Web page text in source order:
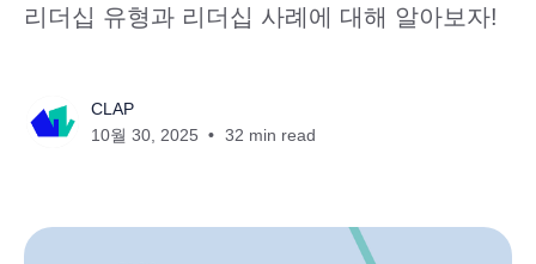
리더십 유형과 리더십 사례에 대해 알아보자!
CLAP
10월 30, 2025
32 min read